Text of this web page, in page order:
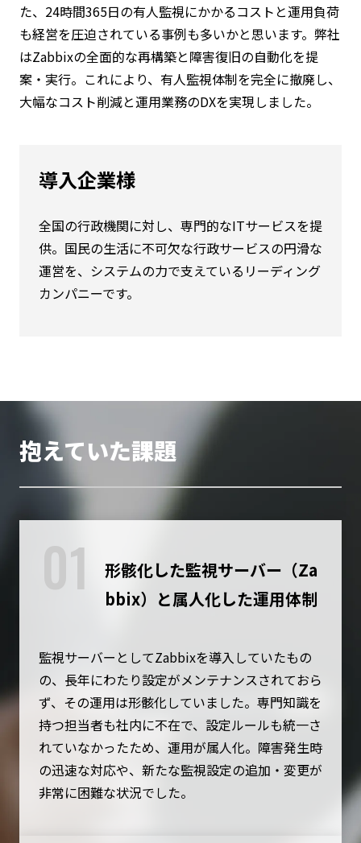
た、24時間365日の有人監視にかかるコストと運用負荷
も経営を圧迫されている事例も多いかと思います。弊社
はZabbixの全面的な再構築と障害復旧の自動化を提
案・実行。これにより、有人監視体制を完全に撤廃し、
大幅なコスト削減と運用業務のDXを実現しました。
導入企業様
全国の行政機関に対し、専門的なITサービスを提
供。国民の生活に不可欠な行政サービスの円滑な
運営を、システムの力で支えているリーディング
カンパニーです。
抱えていた課題
01
形骸化した監視サーバー（Za
bbix）と属人化した運用体制
監視サーバーとしてZabbixを導入していたもの
の、長年にわたり設定がメンテナンスされておら
ず、その運用は形骸化していました。専門知識を
持つ担当者も社内に不在で、設定ルールも統一さ
れていなかったため、運用が属人化。障害発生時
の迅速な対応や、新たな監視設定の追加・変更が
非常に困難な状況でした。